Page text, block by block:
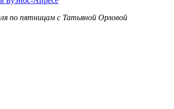
по пятницам с Татьяной Орловой